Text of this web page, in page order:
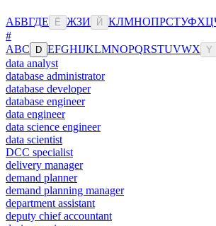
АБВГДЕ Ё ЖЗИ Й КЛМНОПРСТУФХЦ
#
ABC D EFGHIJKLMNOPQRSTUVWX Y
data analyst
database administrator
database developer
database engineer
data engineer
data science engineer
data scientist
DCC specialist
delivery manager
demand planner
demand planning manager
department assistant
deputy chief accountant